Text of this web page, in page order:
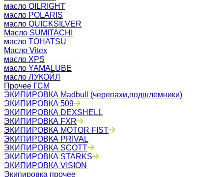
масло OILRIGHT
масло POLARIS
масло QUICKSILVER
Масло SUMITACHI
масло TOHATSU
Масло Vitex
масло XPS
масло YAMALUBE
масло ЛУКОЙЛ
Прочее ГСМ
ЭКИПИРОВКА Madbull (черепахи,подшлемники)
ЭКИПИРОВКА 509
ЭКИПИРОВКА DEXSHELL
ЭКИПИРОВКА FXR
ЭКИПИРОВКА MOTOR FIST
ЭКИПИРОВКА PRIVAL
ЭКИПИРОВКА SCOTT
ЭКИПИРОВКА STARKS
ЭКИПИРОВКА VISION
Экипировка прочее